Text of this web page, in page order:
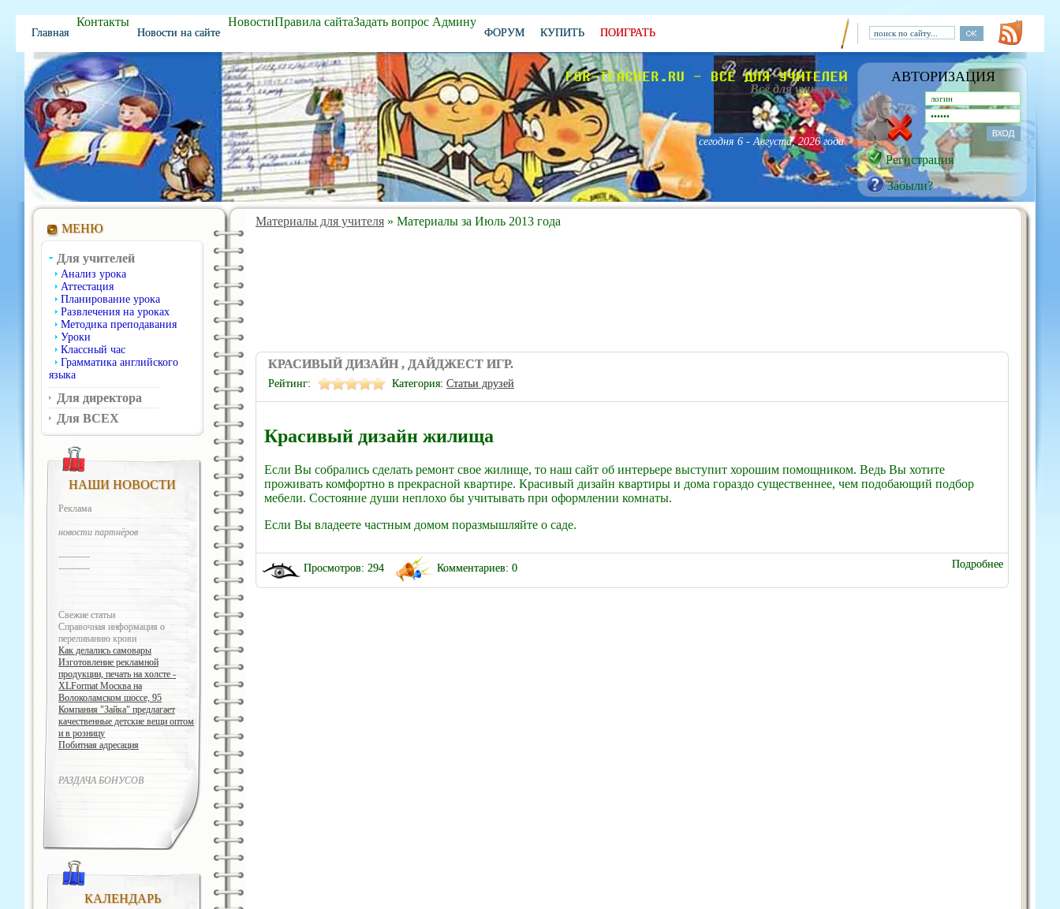
Главная
Контакты
Новости на сайте
НовостиПравила сайтаЗадать вопрос Админу
ФОРУМ КУПИТЬ ПОИГРАТЬ
АВТОРИЗАЦИЯ
Регистрация
Забыли?
Всё для учителей
сегодня 6 - Августа, 2026 года
МЕНЮ
Для учителей
Анализ урока
Аттестация
Планирование урока
Развлечения на уроках
Методика преподавания
Уроки
Классный час
Грамматика английского
языка
Для директора
Для ВСЕХ
НАШИ НОВОСТИ
Реклама
новости партнёров
----------
----------
Свежие статьи
Справочная информация о
переливанию крови
Как делались самовары
Изготовление рекламной
продукции, печать на холсте -
XLFormat Москва на
Волоколамском шоссе, 95
Компания "Зайка" предлагает
качественные детские вещи оптом
и в розницу
Побитная адресация
РАЗДАЧА БОНУСОВ
КАЛЕНДАРЬ
Материалы для учителя » Материалы за Июль 2013 года
КРАСИВЫЙ ДИЗАЙН , ДАЙДЖЕСТ ИГР.
Рейтинг: Категория: Статьи друзей
Красивый дизайн жилища
Если Вы собрались сделать ремонт свое жилище, то наш сайт об интерьере выступит хорошим помощником. Ведь Вы хотите
проживать комфортно в прекрасной квартире. Красивый дизайн квартиры и дома гораздо существеннее, чем подобающий подбор
мебели. Состояние души неплохо бы учитывать при оформлении комнаты.
Если Вы владеете частным домом поразмышляйте о саде.
Просмотров: 294 Комментариев: 0 Подробнее